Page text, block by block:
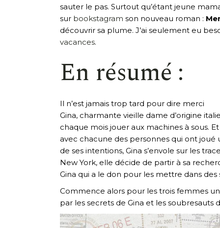
sauter le pas. Surtout qu’étant jeune
sur bookstagram son nouveau roman :
découvrir sa plume. J’ai seulement eu
vacances.
En résumé :
Il n’est jamais trop tard pour dire merci
Gina, charmante vieille dame d’origine
chaque mois jouer aux machines à sous.
avec chacune des personnes qui ont joué
de ses intentions, Gina s’envole sur les
New York, elle décide de partir à sa
Gina qui a le don pour les mettre dans des
Commence alors pour les trois femmes
par les secrets de Gina et les soubresauts